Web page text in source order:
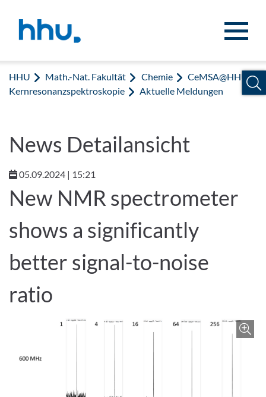
HHU Math.-Nat. Fakultät Chemie
CeMSA@HHU:
Kernresonanzspektroskopie
Aktuelle Meldungen
News Detailansicht
05.09.2024 | 15:21
New NMR spectrometer
shows a significantly
better signal-to-noise
ratio